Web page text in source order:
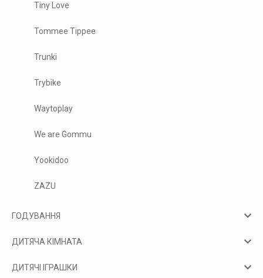
Tiny Love
Tommee Tippee
Trunki
Trybike
Waytoplay
We are Gommu
Yookidoo
ZAZU
ГОДУВАННЯ
ДИТЯЧА КІМНАТА
ДИТЯЧІ ІГРАШКИ